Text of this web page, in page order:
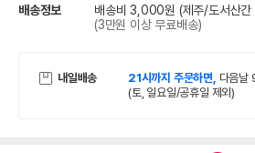
배송정보 배송비 3,000원 (제주/도서산간
(3만원 이상 무료배송)
내일배송 21시까지 주문하면, 다음날
(토, 일요일/공휴일 제외)